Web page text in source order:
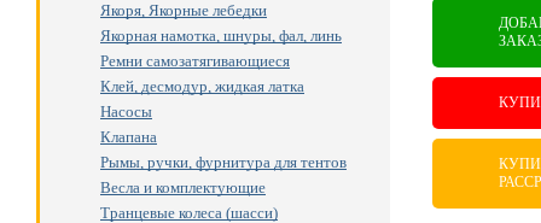
Якоря, Якорные лебедки
Якорная намотка, шнуры, фал, линь
Ремни самозатягивающиеся
Клей, десмодур, жидкая латка
Насосы
Клапана
Рымы, ручки, фурнитура для тентов
Весла и комплектующие
Транцевые колеса (шасси)